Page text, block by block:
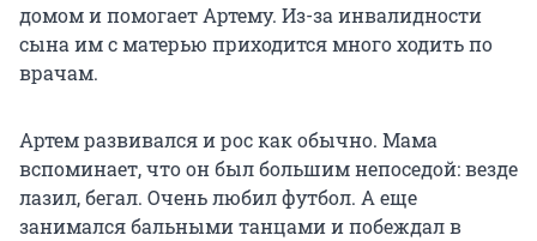
домом и помогает Артему. Из-за инвалидности
сына им с матерью приходится много ходить по
врачам.
Артем развивался и рос как обычно. Мама
вспоминает, что он был большим непоседой: везде
лазил, бегал. Очень любил футбол. А еще
занимался бальными танцами и побеждал в